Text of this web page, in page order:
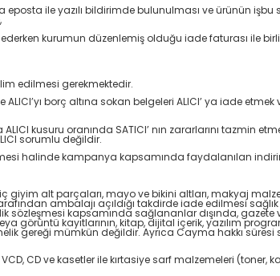
ile yazılı bildirimde bulunulması ve ürünün işbu
kurumun düzenlemiş olduğu iade faturası ile
edilmesi gerekmektedir.
borç altına sokan belgeleri ALICI’ ya iade
kusuru oranında SATICI’ nın zararlarını tazmin
sorumlu değildir.
halinde kampanya kapsamında faydalanılan
alt parçaları, mayo ve bikini altları, makyaj
ambalajı açıldığı takdirde iade edilmesi
sözleşmesi kapsamında sağlananlar dışında,
kayıtlarının, kitap, dijital içerik, yazılım
gereği mümkün değildir. Ayrıca Cayma hakkı
CD ve kasetler ile kırtasiye sarf malzemeleri (toner,